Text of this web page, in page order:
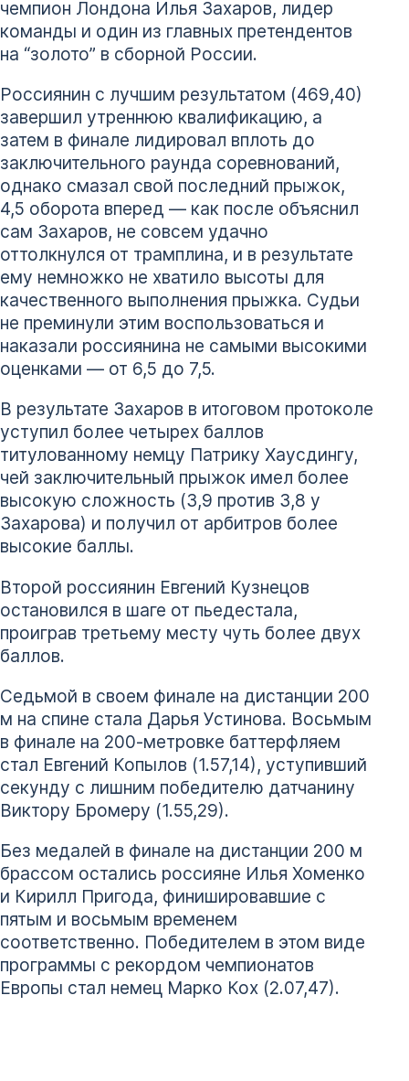
чемпион Лондона Илья Захаров, лидер
команды и один из главных претендентов
на “золото” в сборной России.
Россиянин с лучшим результатом (469,40)
завершил утреннюю квалификацию, а
затем в финале лидировал вплоть до
заключительного раунда соревнований,
однако смазал свой последний прыжок,
4,5 оборота вперед — как после объяснил
сам Захаров, не совсем удачно
оттолкнулся от трамплина, и в результате
ему немножко не хватило высоты для
качественного выполнения прыжка. Судьи
не преминули этим воспользоваться и
наказали россиянина не самыми высокими
оценками — от 6,5 до 7,5.
В результате Захаров в итоговом протоколе
уступил более четырех баллов
титулованному немцу Патрику Хаусдингу,
чей заключительный прыжок имел более
высокую сложность (3,9 против 3,8 у
Захарова) и получил от арбитров более
высокие баллы.
Второй россиянин Евгений Кузнецов
остановился в шаге от пьедестала,
проиграв третьему месту чуть более двух
баллов.
Седьмой в своем финале на дистанции 200
м на спине стала Дарья Устинова. Восьмым
в финале на 200-метровке баттерфляем
стал Евгений Копылов (1.57,14), уступивший
секунду с лишним победителю датчанину
Виктору Бромеру (1.55,29).
Без медалей в финале на дистанции 200 м
брассом остались россияне Илья Хоменко
и Кирилл Пригода, финишировавшие с
пятым и восьмым временем
соответственно. Победителем в этом виде
программы с рекордом чемпионатов
Европы стал немец Марко Кох (2.07,47).